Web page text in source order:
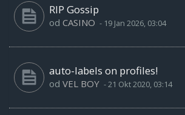
RIP Gossip
od CASINO - 19 Jan 2026, 03:04
auto-labels on profiles!
od VEL BOY -21 Okt 2020, 03:14